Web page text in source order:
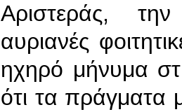
Αριστεράς,
αυριανές
ηχηρό μήνυμα
ότι τα πράγματα